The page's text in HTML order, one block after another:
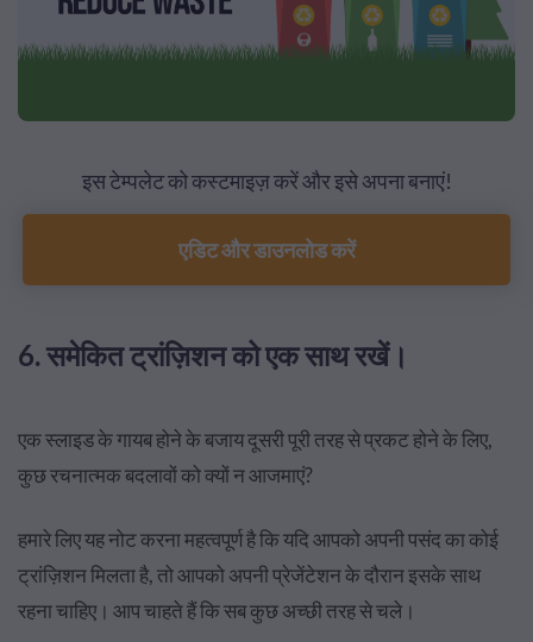
इस टेम्पलेट को कस्टमाइज़ करें और इसे अपना बनाएं!
एडिट और डाउनलोड करें
6. समेकित ट्रांज़िशन को एक साथ रखें।
एक स्लाइड के गायब होने के बजाय दूसरी पूरी तरह से प्रकट होने के लिए,
कुछ रचनात्मक बदलावों को क्यों न आजमाएं?
हमारे लिए यह नोट करना महत्वपूर्ण है कि यदि आपको अपनी पसंद का कोई
ट्रांज़िशन मिलता है, तो आपको अपनी प्रेजेंटेशन के दौरान इसके साथ
रहना चाहिए। आप चाहते हैं कि सब कुछ अच्छी तरह से चले।